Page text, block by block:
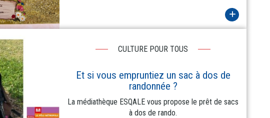
CULTURE POUR TOUS
Et si vous empruntiez un sac à dos de
randonnée ?
La médiathèque ESQALE vous propose le prêt de sacs
à dos de rando.